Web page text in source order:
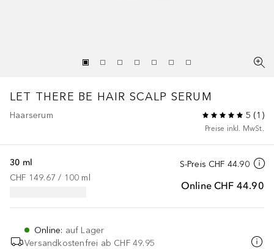
LET THERE BE HAIR SCALP SERUM
Haarserum 5 (1 )
Preise inkl. MwSt.
S-Preis CHF 44.90
Online CHF 44.90
30 ml
CHF 149.67 / 100 ml
Online: auf Lager
Versandkostenfrei ab CHF 49.95